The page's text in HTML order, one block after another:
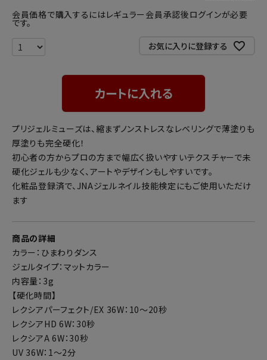
会員価格で購入するにはレギュラー会員承認後ログインが必要
です。
お気に入りに登録する
カートに入れる
プリジェルミューズは、縮まずノンストレスなレベリングで薄塗りも
厚塗りも完全硬化！
初心者の方からプロの方まで幅広く扱いやすいテクスチャーで未
硬化ジェルも少なく、アートやデザインもしやすいです。
化粧品登録済で、JNAジェルネイル技能検定にもご使用いただけ
ます
商品の詳細
カラー：ひまわりダンス
ジェルタイプ：マットカラー
内容量：3g
【硬化時間】
レクシアパーフェクト/EX 36W：10～20秒
レクシアHD 6W：30秒
レクシアA 6W：30秒
UV 36W：1～2分